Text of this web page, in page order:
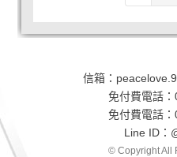
信箱：
免付費電話：
免付費電話：
Line ID：
© Copyright All